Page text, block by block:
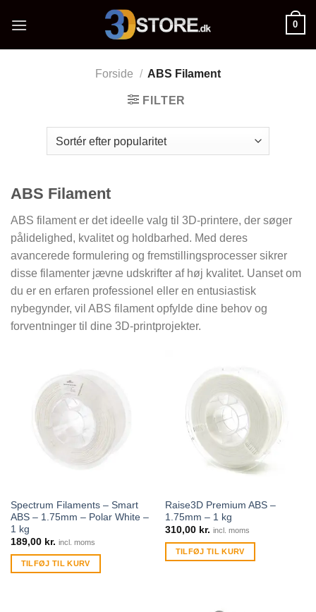
0
Forside / ABS Filament
FILTER
ABS Filament
ABS filament er det ideelle valg til 3D-printere, der søger
pålidelighed, kvalitet og holdbarhed. Med deres
avancerede formulering og fremstillingsprocesser sikrer
disse filamenter jævne udskrifter af høj kvalitet. Uanset om
du er en erfaren professionel eller en entusiastisk
nybegynder, vil ABS filament opfylde dine behov og
forventninger til dine 3D-printprojekter.
Spectrum Filaments – Smart
ABS – 1.75mm – Polar White –
1 kg
189,00 kr. incl. moms
TILFØJ TIL KURV
Raise3D Premium ABS –
1.75mm – 1 kg
310,00 kr. incl. moms
TILFØJ TIL KURV